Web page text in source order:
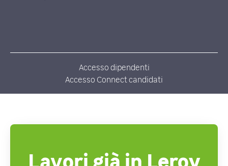
Accesso dipendenti
Accesso Connect candidati
Lavori già in Leroy